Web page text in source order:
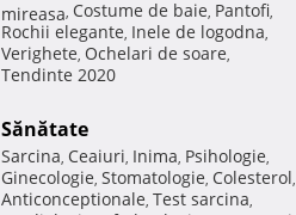
mireasa, Costume de baie, Pantofi,
Rochii elegante, Inele de logodna,
Verighete, Ochelari de soare,
Tendinte 2020
Sănătate
Sarcina, Ceaiuri, Inima, Psihologie,
Ginecologie, Stomatologie, Colesterol,
Anticonceptionale, Test sarcina,